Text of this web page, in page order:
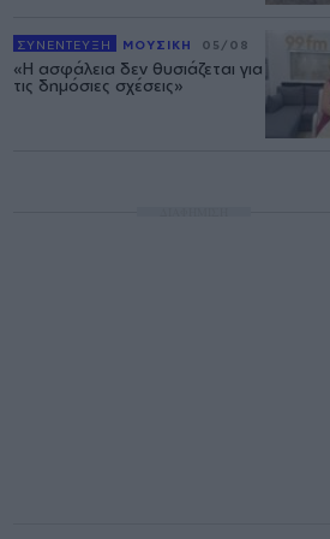
ΣΥΝΕΝΤΕΥΞΗ ΜΟΥΣΙΚΗ 05/08
«Η ασφάλεια δεν θυσιάζεται για
τις δημόσιες σχέσεις»